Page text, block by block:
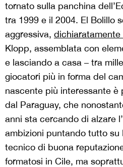
tornato sulla panchina
tra 1999 e il 2004. El Bolillo
aggressiva, dichiaratamente
Klopp, assemblata con
e lasciando a casa – tra
giocatori più in forma del
nascente più interessante è
dal Paraguay, che
anni sta cercando di alzare
ambizioni puntando tutto su
tecnico di buona
formatosi in Cile, ma